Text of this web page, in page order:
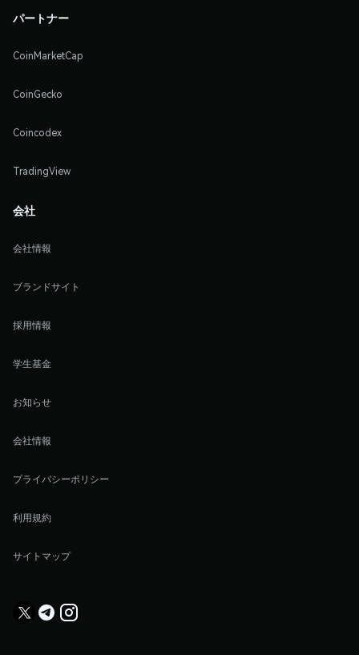
パートナー
CoinMarketCap
CoinGecko
Coincodex
TradingView
会社
会社情報
ブランドサイト
採用情報
学生基金
お知らせ
会社情報
プライバシーポリシー
利用規約
サイトマップ